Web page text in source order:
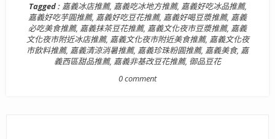
Tagged : 嘉義冰店推薦, 嘉義吃冰地方推薦, 嘉義好吃冰品推薦,
嘉義好吃芋圓推薦, 嘉義好吃豆花推薦, 嘉義好喝豆漿推薦, 嘉義
必吃美食推薦, 嘉義抹茶豆花推薦, 嘉義文化夜市豆漿推薦, 嘉義
文化夜市附近冰店推薦, 嘉義文化夜市附近美食推薦, 嘉義文化夜
市飲料推薦, 嘉義清涼消暑推薦, 嘉義珍珠粉圓推薦, 嘉義美食, 嘉
義西區甜品推薦, 嘉義非基改豆花推薦, 御品豆花
0 comment